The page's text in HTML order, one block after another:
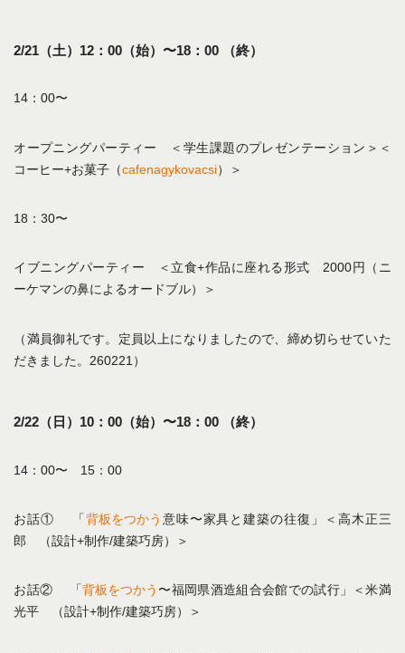
2/21（土）12：00（始）〜18：00 （終）
14：00〜
オープニングパーティー ＜学生課題のプレゼンテーション＞＜
コーヒー+お菓子（cafenagykovacsi）＞
18：30〜
イブニングパーティー ＜立食+作品に座れる形式 2000円（ニ
ーケマンの鼻によるオードブル）＞
（満員御礼です。定員以上になりましたので、締め切らせていた
だきました。260221）
2/22（日）10：00（始）〜18：00 （終）
14：00〜 15：00
お話① 「 背板をつかう 意味〜家具と建築の往復」＜高木正三
郎 （設計+制作/建築巧房）＞
お話② 「背板をつかう 〜福岡県酒造組合会館での試行」＜米満
光平 （設計+制作/建築巧房）＞